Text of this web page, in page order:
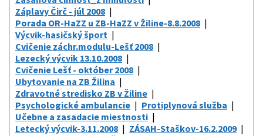
Záplavy Čirč - júl 2008
Porada OR-HaZZ u ZB-HaZZ v Žiline-8.8.2008
Výcvik-hasičský šport
Cvičenie záchr.modulu-Lešť 2008
Lezecký výcvik 13.10.2008
Cvičenie Lešť - október 2008
Ubytovanie na ZB Žilina
Zdravotné stredisko ZB v Žiline
Psychologické ambulancie
Protiplynová služba
Učebne a zasadacie miestnosti
Letecký výcvik-3.11.2008
ZÁSAH-Staškov-16.2.2009